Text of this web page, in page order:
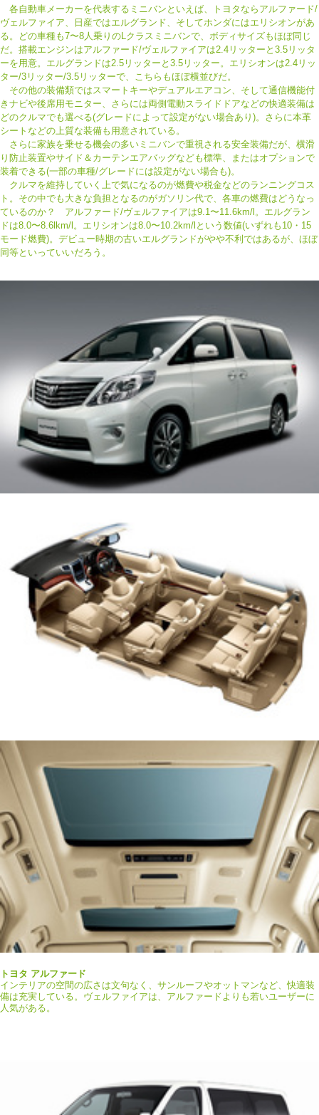
各自動車メーカーを代表するミニバンといえば、トヨタならアルファード/
ヴェルファイア、日産ではエルグランド、そしてホンダにはエリシオンがあ
る。どの車種も7〜8人乗りのLクラスミニバンで、ボディサイズもほぼ同じ
だ。搭載エンジンはアルファード/ヴェルファイアは2.4リッターと3.5リッタ
ーを用意。エルグランドは2.5リッターと3.5リッター。エリシオンは2.4リッ
ター/3リッター/3.5リッターで、こちらもほぼ横並びだ。
その他の装備類ではスマートキーやデュアルエアコン、そして通信機能付
きナビや後席用モニター、さらには両側電動スライドドアなどの快適装備は
どのクルマでも選べる(グレードによって設定がない場合あり)。さらに本革
シートなどの上質な装備も用意されている。
さらに家族を乗せる機会の多いミニバンで重視される安全装備だが、横滑
り防止装置やサイド＆カーテンエアバッグなども標準、またはオプションで
装着できる(一部の車種/グレードには設定がない場合も)。
クルマを維持していく上で気になるのが燃費や税金などのランニングコス
ト。その中でも大きな負担となるのがガソリン代で、各車の燃費はどうなっ
ているのか？ アルファード/ヴェルファイアは9.1〜11.6km/l。エルグラン
ドは8.0〜8.6lkm/l。エリシオンは8.0〜10.2km/lという数値(いずれも10・15
モード燃費)。デビュー時期の古いエルグランドがやや不利ではあるが、ほぼ
同等といっていいだろう。
トヨタ アルファード
インテリアの空間の広さは文句なく、サンルーフやオットマンなど、快適装
備は充実している。ヴェルファイアは、アルファードよりも若いユーザーに
人気がある。